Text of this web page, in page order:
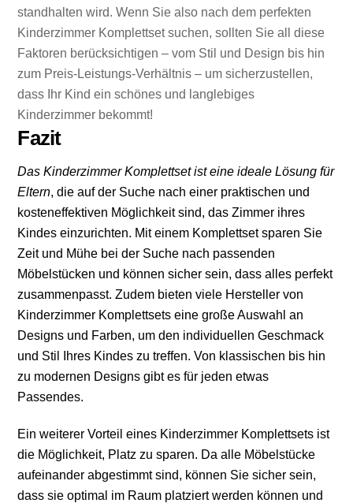
standhalten wird.Wenn Sie also nach dem perfekten
Kinderzimmer Komplettset suchen, sollten Sie all diese
Faktoren berücksichtigen – vom Stil und Design bis hin
zum Preis-Leistungs-Verhältnis – um sicherzustellen,
dass Ihr Kind ein schönes und langlebiges
Kinderzimmer bekommt!
Fazit
Das Kinderzimmer Komplettset ist eine ideale Lösung für
Eltern, die auf der Suche nach einer praktischen und
kosteneffektiven Möglichkeit sind, das Zimmer ihres
Kindes einzurichten. Mit einem Komplettset sparen Sie
Zeit und Mühe bei der Suche nach passenden
Möbelstücken und können sicher sein, dass alles perfekt
zusammenpasst. Zudem bieten viele Hersteller von
Kinderzimmer Komplettsets eine große Auswahl an
Designs und Farben, um den individuellen Geschmack
und Stil Ihres Kindes zu treffen. Von klassischen bis hin
zu modernen Designs gibt es für jeden etwas
Passendes.
Ein weiterer Vorteil eines Kinderzimmer Komplettsets ist
die Möglichkeit, Platz zu sparen. Da alle Möbelstücke
aufeinander abgestimmt sind, können Sie sicher sein,
dass sie optimal im Raum platziert werden können und